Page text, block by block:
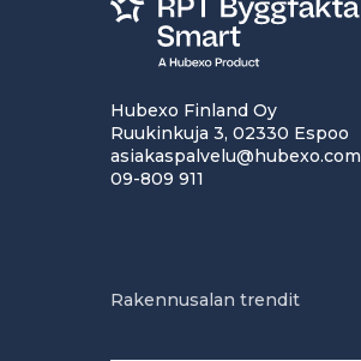
Hubexo Finland Oy
Ruukinkuja 3, 02330 Espoo
asiakaspalvelu@hubexo.com
09-809 911
Rakennusalan trendit